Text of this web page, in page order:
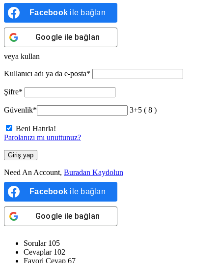
Facebook ile bağlan
Google ile bağlan
veya kullan
Kullanıcı adı ya da e-posta*
Şifre*
Güvenlik* 3+5 ( 8 )
Beni Hatırla!
Parolanızı mı unuttunuz?
Giriş yap
Need An Account, Buradan Kaydolun
Facebook ile bağlan
Google ile bağlan
Stats Sorular 105
Cevaplar 102
Favori Cevap 67